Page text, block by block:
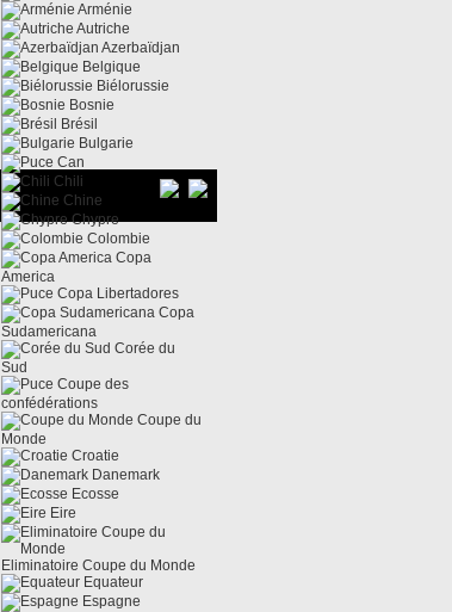
Arménie
Autriche
Azerbaïdjan
Belgique
Biélorussie
Bosnie
Brésil
Bulgarie
Can
Chili
Chine
Chypre
Colombie
Copa
America
Copa Libertadores
Copa
Sudamericana
Corée du
Sud
Coupe des
confédérations
Coupe du
Monde
Croatie
Danemark
Ecosse
Eire
Eliminatoire Coupe du Monde
Equateur
Espagne